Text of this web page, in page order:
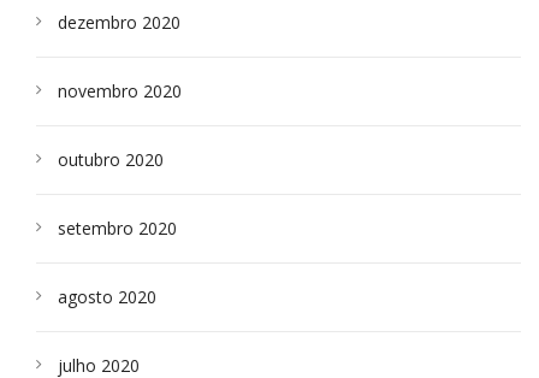
dezembro 2020
novembro 2020
outubro 2020
setembro 2020
agosto 2020
julho 2020